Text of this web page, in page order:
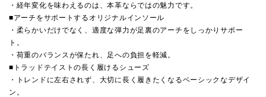
・経年変化を味わえるのは、本革ならではの魅力です。
■アーチをサポートするオリジナルインソール
・柔らかいだけでなく、適度な弾力が足裏のアーチをしっかりサポー
ト。
・荷重のバランスが保たれ、足への負担を軽減。
■トラッドテイストの長く履けるシューズ
・トレンドに左右されず、大切に長く履きたくなるベーシックなデザイ
ン。